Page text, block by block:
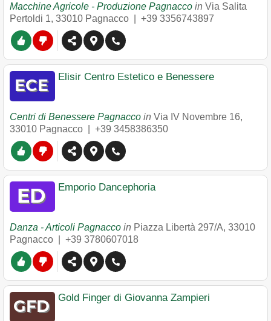
Macchine Agricole - Produzione Pagnacco in Via Salita
Pertoldi 1, 33010 Pagnacco +39 3356743897
Elisir Centro Estetico e Benessere
Centri di Benessere Pagnacco in Via IV Novembre 16,
33010 Pagnacco +39 3458386350
Emporio Dancephoria
Danza - Articoli Pagnacco in Piazza Libertà 297/A, 33010
Pagnacco
+39 3780607018
Gold Finger di Giovanna Zampieri